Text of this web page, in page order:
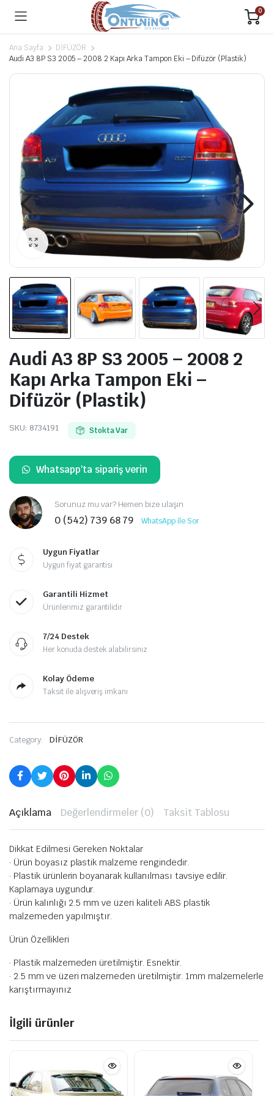
0
Ana Sayfa
DİFÜZÖR
Audi A3 8P S3 2005 – 2008 2 Kapı Arka Tampon Eki – Difüzör (Plastik)
Audi A3 8P S3 2005 – 2008 2
Kapı Arka Tampon Eki –
Difüzör (Plastik)
SKU: 8734191 Stokta Var
Whatsapp'ta sipariş verin
Sorunuz mu var? Hemen bize ulaşın
0 (542) 739 68 79 WhatsApp ile Sor
Uygun Fiyatlar
Uygun fiyat garantisi
Garantili Hizmet
Ürünlerimiz garantilidir
7/24 Destek
Her konuda destek alabilirsiniz
Kolay Ödeme
Taksit ile alışveriş imkanı
Category: DİFÜZÖR
Açıklama Değerlendirmeler (0) Taksit Tablosu
Dikkat Edilmesi Gereken Noktalar
· Ürün boyasız plastik malzeme rengindedir.
· Plastik ürünlerin boyanarak kullanılması tavsiye edilir.
Kaplamaya uygundur.
· Ürün kalınlığı 2.5 mm ve üzeri kaliteli ABS plastik
malzemeden yapılmıştır.
Ürün Özellikleri
· Plastik malzemeden üretilmiştir. Esnektir.
· 2.5 mm ve üzeri malzemeden üretilmiştir. 1mm malzemelerle
karıştırmayınız
İlgili ürünler